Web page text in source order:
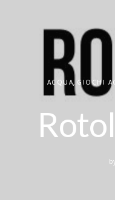
ACQUA, GIOCHI